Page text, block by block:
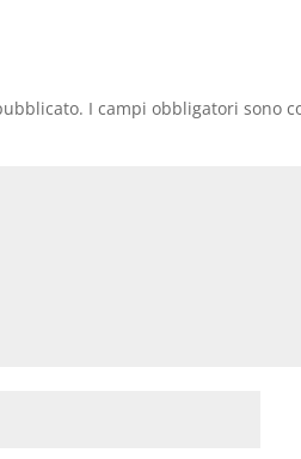
I campi obbligatori sono